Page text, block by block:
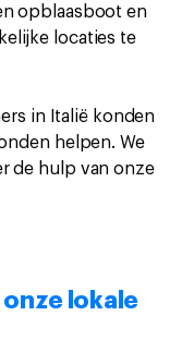
opblaasboot en
locaties te
in Italië konden
helpen. We
de hulp van onze
lokale